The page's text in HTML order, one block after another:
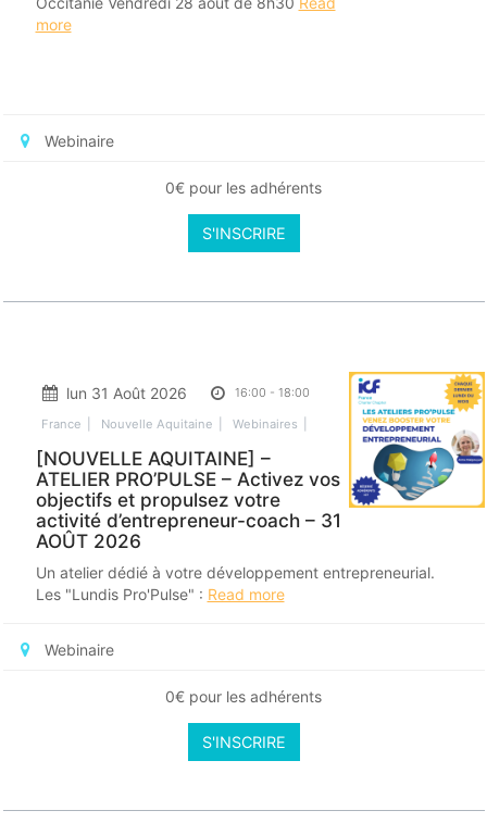
more
Webinaire
0€ pour les adhérents
S'INSCRIRE
lun 31 Août 2026 16:00 - 18:00
France Nouvelle Aquitaine Webinaires
[NOUVELLE AQUITAINE] –
ATELIER PRO’PULSE – Activez vos
objectifs et propulsez votre
activité d’entrepreneur-coach – 31
AOÛT 2026
Un atelier dédié à votre développement entrepreneurial.
Les "Lundis Pro'Pulse" : Read more
Webinaire
0€ pour les adhérents
S'INSCRIRE